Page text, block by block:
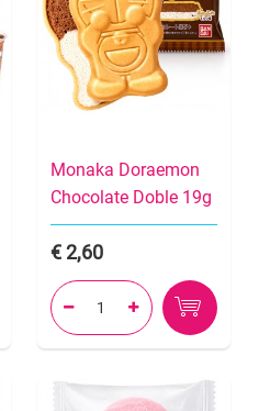
Monaka Doraemon
Chocolate Doble 19g
2,60
 